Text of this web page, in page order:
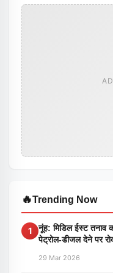
🔥Trending Now
1
नूंह: मिडिल ईस्ट तनाव
पेट्रोल-डीजल देने पर
29 Mar 2026